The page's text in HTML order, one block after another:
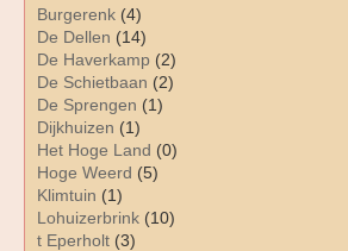
Burgerenk (4)
De Dellen (14)
De Haverkamp (2)
De Schietbaan (2)
De Sprengen (1)
Dijkhuizen (1)
Het Hoge Land (0)
Hoge Weerd (5)
Klimtuin (1)
Lohuizerbrink (10)
t Eperholt (3)